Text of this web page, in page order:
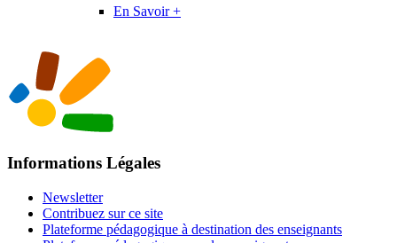
En Savoir +
Informations Légales
Newsletter
Contribuez sur ce site
Plateforme pédagogique à destination des enseignants